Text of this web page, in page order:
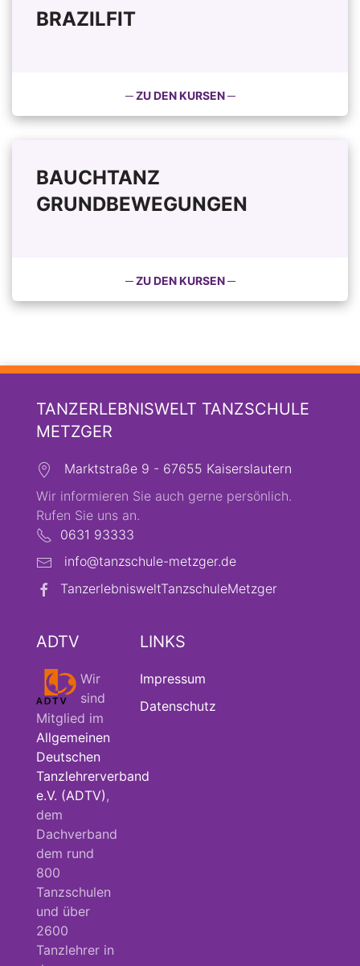
BRAZILFIT
─ ZU DEN KURSEN ─
BAUCHTANZ
GRUNDBEWEGUNGEN
─ ZU DEN KURSEN ─
TANZERLEBNISWELT TANZSCHULE
METZGER
Marktstraße 9 - 67655 Kaiserslautern
Wir informieren Sie auch gerne persönlich.
Rufen Sie uns an.
0631 93333
info@tanzschule-metzger.de
TanzerlebnisweltTanzschuleMetzger
ADTV
Wir
sind
Mitglied im
Allgemeinen
Deutschen
Tanzlehrerverband
e.V. (ADTV),
dem
Dachverband
dem rund
800
Tanzschulen
und über
2600
Tanzlehrer in
LINKS
Impressum
Datenschutz